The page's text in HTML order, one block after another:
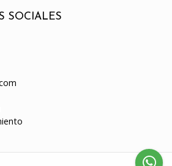
SOCIALES